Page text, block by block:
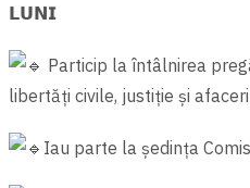
𝗟𝗨𝗡𝗜
Particip la întâlnirea
libertăți civile, justiție și
Iau parte la ședința